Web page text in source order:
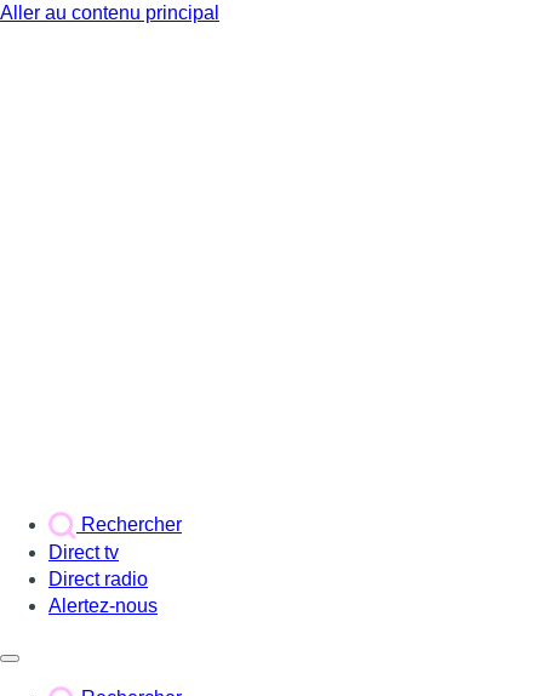
Aller au contenu principal
Rechercher
Direct tv
Direct radio
Alertez-nous